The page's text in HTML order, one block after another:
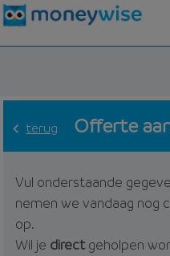
terug Offerte
Vul onderstaande
nemen we vandaag nog
op.
Wil je directgeholpen